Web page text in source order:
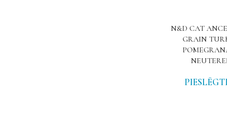
N&D CAT
GRAIN